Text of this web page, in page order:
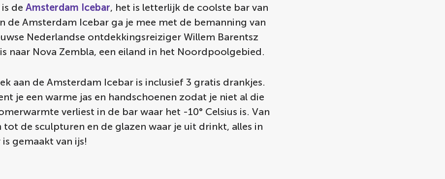
de Amsterdam Icebar, het is letterlijk de coolste bar van
de Amsterdam Icebar ga je mee met de bemanning van
Nederlandse ontdekkingsreiziger Willem Barentsz
naar Nova Zembla, een eiland in het Noordpoolgebied.
aan de Amsterdam Icebar is inclusief 3 gratis drankjes.
je een warme jas en handschoenen zodat je niet al die
verliest in de bar waar het -10° Celsius is. Van
tot de sculpturen en de glazen waar je uit drinkt, alles in
gemaakt van ijs!